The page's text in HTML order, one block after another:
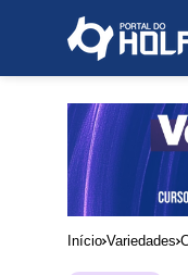
Início Variedades